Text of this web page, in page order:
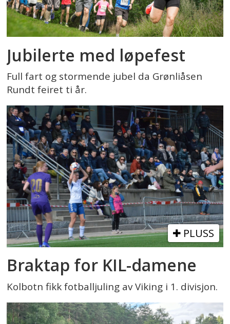
Jubilerte med løpefest
Full fart og stormende jubel da Grønliåsen
Rundt feiret ti år.
PLUSS
Braktap for KIL-damene
Kolbotn fikk fotballjuling av Viking i 1. divisjon.